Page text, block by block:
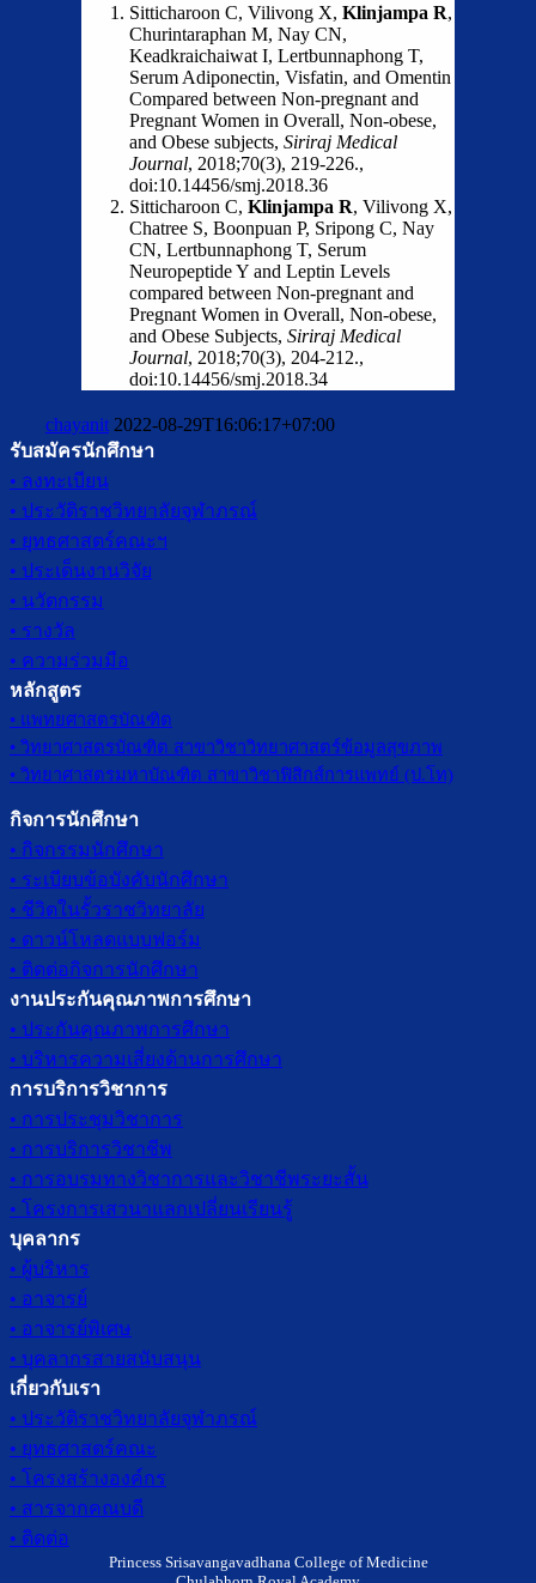
Sitticharoon C, Vilivong X, Klinjampa R,
Churintaraphan M, Nay CN,
Keadkraichaiwat I, Lertbunnaphong T,
Serum Adiponectin, Visfatin, and Omentin
Compared between Non-pregnant and
Pregnant Women in Overall, Non-obese,
and Obese subjects, Siriraj Medical
Journal, 2018;70(3), 219-226.,
doi:10.14456/smj.2018.36
Sitticharoon C, Klinjampa R, Vilivong X,
Chatree S, Boonpuan P, Sripong C, Nay
CN, Lertbunnaphong T, Serum
Neuropeptide Y and Leptin Levels
compared between Non-pregnant and
Pregnant Women in Overall, Non-obese,
and Obese Subjects, Siriraj Medical
Journal, 2018;70(3), 204-212.,
doi:10.14456/smj.2018.34
chayanit 2022-08-29T16:06:17+07:00
รับสมัครนักศึกษา
• ลงทะเบียน
• ประวัติราชวิทยาลัยจุฬาภรณ์
• ยุทธศาสตร์คณะฯ
• ประเด็นงานวิจัย
• นวัตกรรม
• รางวัล
• ความร่วมมือ
หลักสูตร
• แพทยศาสตรบัณฑิต
• วิทยาศาสตรบัณฑิต สาขาวิชาวิทยาศาสตร์ข้อมูลสุขภาพ
• วิทยาศาสตรมหาบัณฑิต สาขาวิชาฟิสิกส์การแพทย์ (ป.โท)
กิจการนักศึกษา
• กิจกรรมนักศึกษา
• ระเบียบข้อบังคับนักศึกษา
• ชีวิตในรั้วราชวิทยาลัย
• ดาวน์โหลดแบบฟอร์ม
• ติดต่อกิจการนักศึกษา
งานประกันคุณภาพการศึกษา
• ประกันคุณภาพการศึกษา
• บริหารความเสี่ยงด้านการศึกษา
การบริการวิชาการ
• การประชุมวิชาการ
• การบริการวิชาชีพ
• การอบรมทางวิชาการและวิชาชีพระยะสั้น
• โครงการเสวนาแลกเปลี่ยนเรียนรู้
บุคลากร
• ผู้บริหาร
• อาจารย์
• อาจารย์พิเศษ
• บุคลากรสายสนับสนุน
เกี่ยวกับเรา
• ประวัติราชวิทยาลัยจุฬาภรณ์
• ยุทธศาสตร์คณะ
• โครงสร้างองค์กร
• สารจากคณบดี
• ติดต่อ
Princess Srisavangavadhana College of Medicine